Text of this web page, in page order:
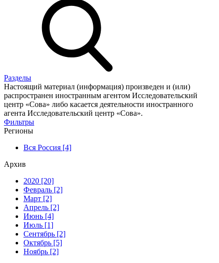
Разделы
Настоящий материал (информация) произведен и (или)
распространен иностранным агентом Исследовательский
центр «Сова» либо касается деятельности иностранного
агента Исследовательский центр «Сова».
Фильтры
Регионы
Вся Россия [4]
Архив
2020 [20]
Февраль [2]
Март [2]
Апрель [2]
Июнь [4]
Июль [1]
Сентябрь [2]
Октябрь [5]
Ноябрь [2]